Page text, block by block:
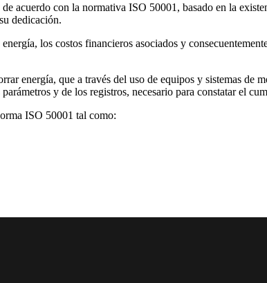
acuerdo con la normativa ISO 50001, basado en la
dedicación.
los costos financieros asociados y
energía, que a través del uso de equipos y sistemas de
y de los registros, necesario para constatar el
ISO 50001 tal como: